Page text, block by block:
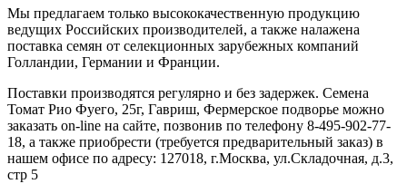
Мы предлагаем только высококачественную продукцию
ведущих Российских производителей, а также налажена
поставка семян от селекционных зарубежных компаний
Голландии, Германии и Франции.
Поставки производятся регулярно и без задержек. Семена
Томат Рио Фуего, 25г, Гавриш, Фермерское подворье можно
заказать on-line на сайте, позвонив по телефону 8-495-902-77-
18, а также приобрести (требуется предварительный заказ) в
нашем офисе по адресу: 127018, г.Москва, ул.Складочная, д.3,
стр 5